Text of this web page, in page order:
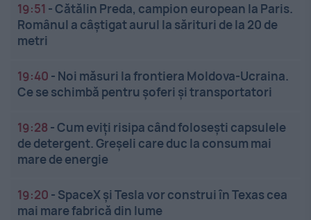
19:51 -Cătălin Preda, campion european la Paris.
Românul a câștigat aurul la sărituri de la 20 de
metri
19:40 - Noi măsuri la frontiera Moldova-Ucraina.
Ce se schimbă pentru șoferi și transportatori
19:28 -Cum eviți risipa când folosești capsulele
de detergent. Greșeli care duc la consum mai
mare de energie
19:20 - SpaceX și Tesla vor construi în Texas cea
mai mare fabrică din lume